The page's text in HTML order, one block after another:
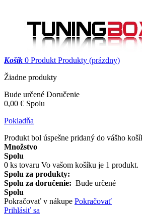
Košík 0 Produkt Produkty (prázdny)
Žiadne produkty
Bude určené Doručenie
0,00 € Spolu
Pokladňa
Produkt bol úspešne pridaný do vášho
Množstvo
Spolu
0 ks tovaru Vo vašom košíku je 1 produkt.
Spolu za produkty:
Spolu za doručenie: Bude určené
Spolu
Pokračovať v nákupe Pokračovať
Prihlásiť sa